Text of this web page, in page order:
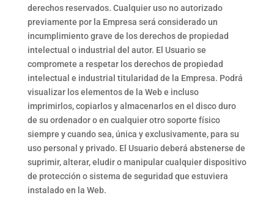
derechos reservados. Cualquier uso no autorizado
previamente por la Empresa será considerado un
incumplimiento grave de los derechos de propiedad
intelectual o industrial del autor. El Usuario se
compromete a respetar los derechos de propiedad
intelectual e industrial titularidad de la Empresa. Podrá
visualizar los elementos de la Web e incluso
imprimirlos, copiarlos y almacenarlos en el disco duro
de su ordenador o en cualquier otro soporte físico
siempre y cuando sea, única y exclusivamente, para su
uso personal y privado. El Usuario deberá abstenerse de
suprimir, alterar, eludir o manipular cualquier dispositivo
de protección o sistema de seguridad que estuviera
instalado en la Web.